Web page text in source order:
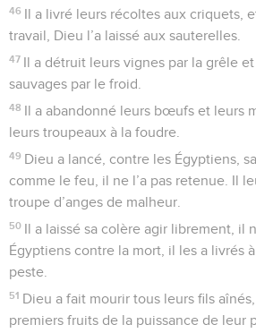
46 Il a livré leurs récoltes aux criquets,
travail, Dieu l’a laissé aux sauterelles.
47 Il a détruit leurs vignes par la grêle
sauvages par le froid.
48 Il a abandonné leurs bœufs et leurs
leurs troupeaux à la foudre.
49 Dieu a lancé, contre les Égyptiens,
comme le feu, il ne l’a pas retenue. Il
troupe d’anges de malheur.
50 Il a laissé sa colère agir librement, il
Égyptiens contre la mort, il les a livrés
peste.
51 Dieu a fait mourir tous leurs fils
premiers fruits de la puissance de leur